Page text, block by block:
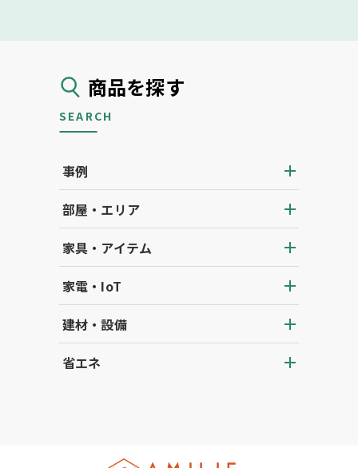
商品を探す
SEARCH
事例
部屋・エリア
家具・アイテム
家電・IoT
建材・設備
省エネ